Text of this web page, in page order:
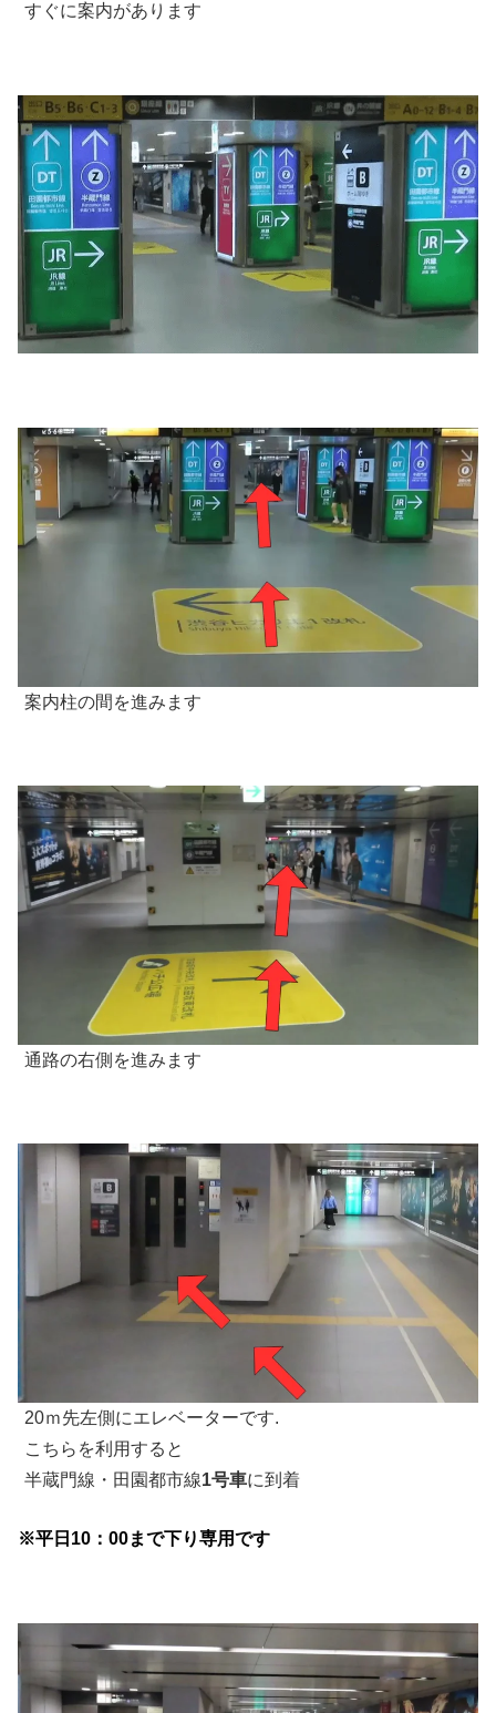
すぐに案内があります
案内柱の間を進みます
通路の右側を進みます
20ｍ先左側にエレベーターです.
こちらを利用すると
半蔵門線・田園都市線1号車に到着
※平日10：00まで下り専用です